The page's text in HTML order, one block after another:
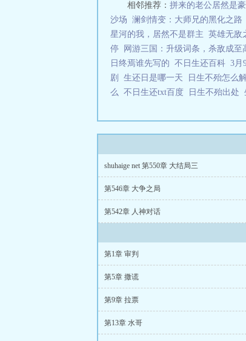
相邻推荐： 拼来的老公居然是
沙场 澜剑情变：大师兄的黑化之路
星河的我，居然不是群主 英雄无敌
停
网游三国：升级词条，杀敌成至
日终焉谁先写的 不日生还百科 3月
剧 生还日是哪一天 日生不殆怎么
么 不日生还txt百度 日生不殆出处
shuhaige net 第550章 大结局三
第546章 大争之局
第542章 人神对话
第1章 审判
第5章 撒谎
第9章 拉票
第13章 水哥